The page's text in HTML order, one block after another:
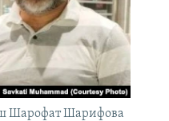
Шарофат Шарифова